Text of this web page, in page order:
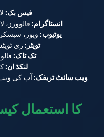
এবং গুরুত্বপূর্ণ তথ্য পেতে আমাদের
এবং আমাদের অ্যাপ ডাউনলোড
فیس بک:
انسٹاگرام: فالوورز،
یوٹیوب: ویوز،
ٹویٹر: ری
ٹک ٹاک:
لنکڈ ان:
ویب سائٹ ٹریفک: آپ کی ویب